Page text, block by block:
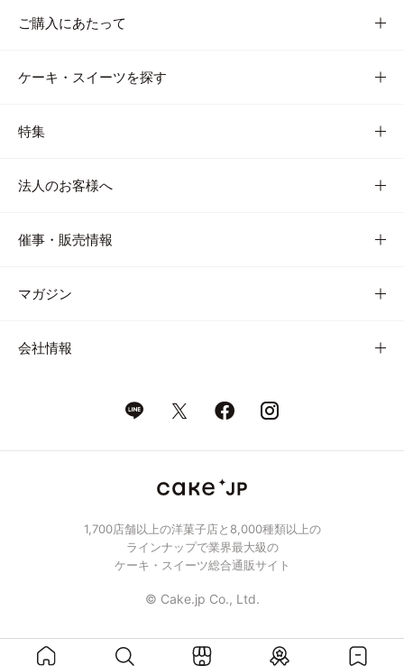
ご購入にあたって
ケーキ・スイーツを探す
特集
法人のお客様へ
催事・販売情報
マガジン
会社情報
1,700店舗以上の洋菓子店と8,000種類以上の
ラインナップで業界最大級の
ケーキ・スイーツ総合通販サイト
© Cake.jp Co., Ltd.